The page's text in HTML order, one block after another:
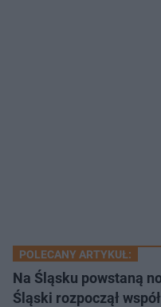
POLECANY ARTYKUŁ:
Na Śląsku powstaną
Śląski rozpoczął